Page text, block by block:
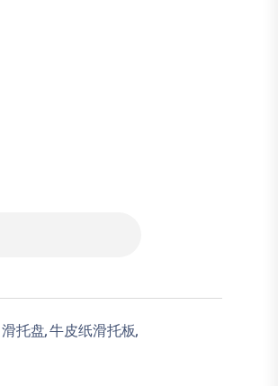
滑托盘,牛皮纸滑托板,